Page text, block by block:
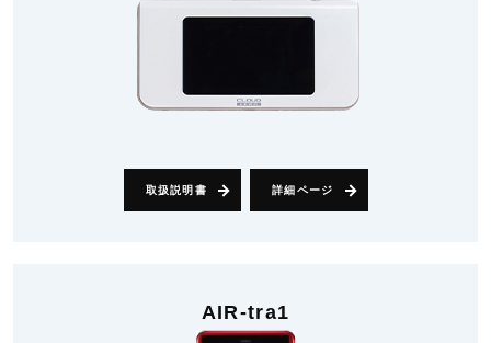
取扱説明書 詳細ページ
AIR-tra1